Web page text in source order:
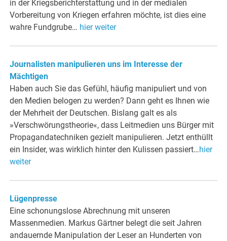
in der Kriegsberichterstattung und in der medialen
Vorbereitung von Kriegen erfahren möchte, ist dies eine
wahre Fundgrube… hier weiter
Journalisten manipulieren uns im Interesse der
Mächtigen
Haben auch Sie das Gefühl, häufig manipuliert und von
den Medien belogen zu werden? Dann geht es Ihnen wie
der Mehrheit der Deutschen. Bislang galt es als
»Verschwörungstheorie«, dass Leitmedien uns Bürger mit
Propagandatechniken gezielt manipulieren. Jetzt enthüllt
ein Insider, was wirklich hinter den Kulissen passiert…hier
weiter
Lügenpresse
Eine schonungslose Abrechnung mit unseren
Massenmedien. Markus Gärtner belegt die seit Jahren
andauernde Manipulation der Leser an Hunderten von